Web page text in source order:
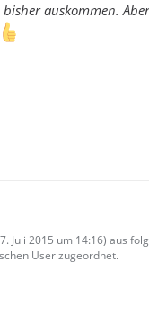
auskommen.
7. Juli 2015 um 14:16) aus
User zugeordnet.